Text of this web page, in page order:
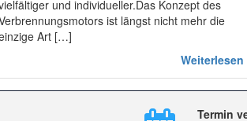
und individueller.Das Konzept des
ist längst nicht mehr die
Art […]
Weiterlesen
Termin